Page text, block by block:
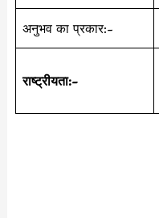
अनुभव का प्रकार:-
राष्ट्रीयता:-